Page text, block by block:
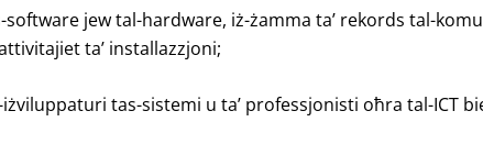
jew tal-hardware, iż-żamma ta’ rekords tal-
ta’ installazzjoni;
tas-sistemi u ta’ professjonisti oħra tal-ICT